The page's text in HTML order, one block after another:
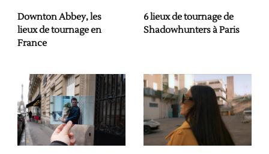
Downton Abbey, les
lieux de tournage en
France
6 lieux de tournage de
Shadowhunters à Paris